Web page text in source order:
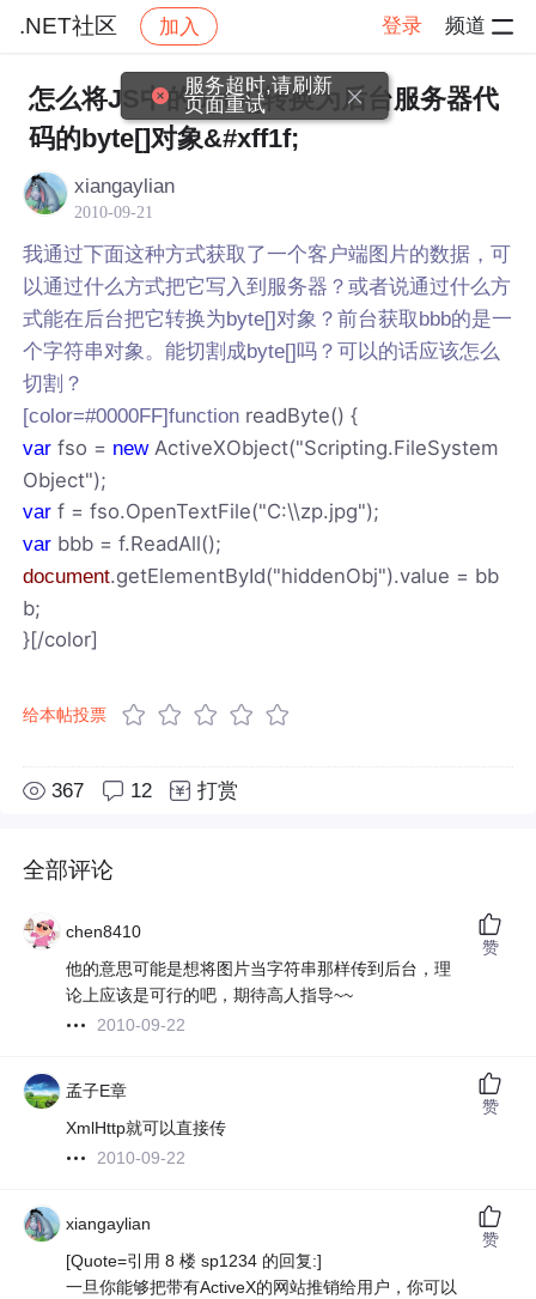
.NET社区 加入 登录 频道
社区 .NET社区 帖子详情
怎么将JS中的byte[]转换为后台服务器代
码的byte[]对象&#xff1f;
xiangaylian
2010-09-21
我通过下面这种方式获取了一个客户端图片的数据，可
以通过什么方式把它写入到服务器？或者说通过什么方
式能在后台把它转换为byte[]对象？前台获取bbb的是一
个字符串对象。能切割成byte[]吗？可以的话应该怎么
切割？
[color=#0000FF]function readByte() {
var fso = newActiveXObject("Scripting.FileSystem
Object");
var f = fso.OpenTextFile("C:\\zp.jpg");
var bbb = f.ReadAll();
document.getElementById("hiddenObj").value = bb
b;
}[/color]
给本帖投票
367 12 打赏
全部评论
chen8410
他的意思可能是想将图片当字符串那样传到后台，理
论上应该是可行的吧，期待高人指导~~
2010-09-22
赞
孟子E章
XmlHttp就可以直接传
2010-09-22
赞
xiangaylian
[Quote=引用 8 楼 sp1234 的回复:]
一旦你能够把带有ActiveX的网站推销给用户，你可以
赞
服务超时,请刷新
页面重试